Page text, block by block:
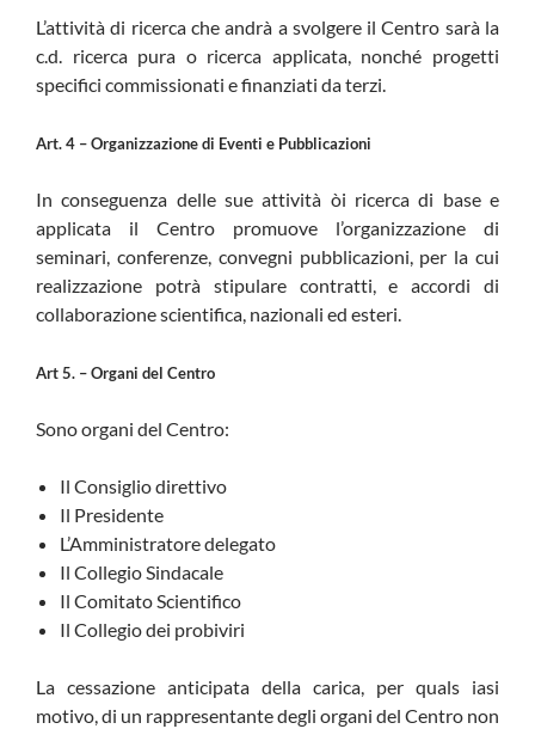
L’attività di ricerca che andrà a svolgere il Centro sarà la
c.d. ricerca pura o ricerca applicata, nonché progetti
specifici commissionati e finanziati da terzi.
Art. 4 – Organizzazione di Eventi e Pubblicazioni
In conseguenza delle sue attività òi ricerca di base e
applicata il Centro promuove l’organizzazione di
seminari, conferenze, convegni pubblicazioni, per la cui
realizzazione potrà stipulare contratti, e accordi di
collaborazione scientifica, nazionali ed esteri.
Art 5. – Organi del Centro
Sono organi del Centro:
Il Consiglio direttivo
Il Presidente
L’Amministratore delegato
Il Collegio Sindacale
Il Comitato Scientifico
Il Collegio dei probiviri
La cessazione anticipata della carica, per quals iasi
motivo, di un rappresentante degli organi del Centro non